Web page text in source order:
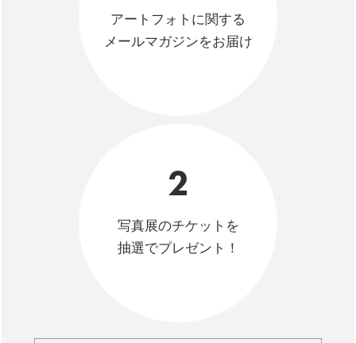
アートフォトに関する
メールマガジンをお届け
2
写真展のチケットを
抽選でプレゼント！